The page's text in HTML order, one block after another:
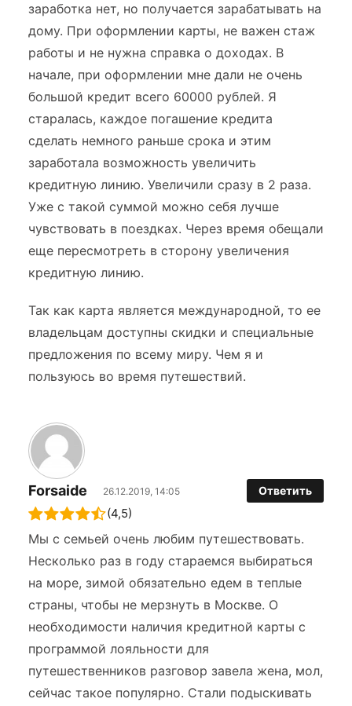
заработка нет, но получается зарабатывать на
дому. При оформлении карты, не важен стаж
работы и не нужна справка о доходах. В
начале, при оформлении мне дали не очень
большой кредит всего 60000 рублей. Я
старалась, каждое погашение кредита
сделать немного раньше срока и этим
заработала возможность увеличить
кредитную линию. Увеличили сразу в 2 раза.
Уже с такой суммой можно себя лучше
чувствовать в поездках. Через время обещали
еще пересмотреть в сторону увеличения
кредитную линию.
Так как карта является международной, то ее
владельцам доступны скидки и специальные
предложения по всему миру. Чем я и
пользуюсь во время путешествий.
Forsaide 26.12.2019, 14:05 Ответить
(4,5)
Мы с семьей очень любим путешествовать.
Несколько раз в году стараемся выбираться
на море, зимой обязательно едем в теплые
страны, чтобы не мерзнуть в Москве. О
необходимости наличия кредитной карты с
программой лояльности для
путешественников разговор завела жена, мол,
сейчас такое популярно. Стали подыскивать